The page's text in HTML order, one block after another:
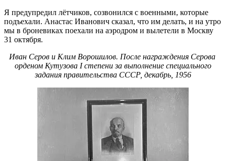
Я предупредил лётчиков, созвонился с военными, которые
подъехали. Анастас Иванович сказал, что им делать, и на утро
мы в броневиках поехали на аэродром и вылетели в Москву
31 октября.
Иван Серов и Клим Ворошилов. После награждения Серова
орденом Кутузова І степени за выполнение специального
задания правительства СССР, декабрь, 1956